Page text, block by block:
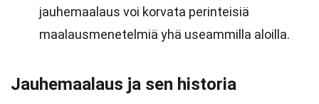
jauhemaalaus voi korvata perinteisiä
maalausmenetelmiä yhä useammilla aloilla.
Jauhemaalaus ja sen historia